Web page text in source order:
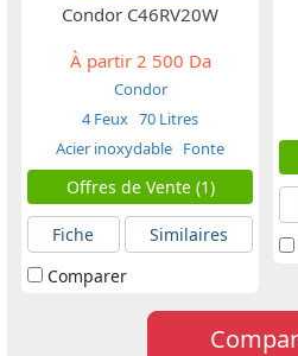
Condor C46RV20W
À partir2 500 Da
Condor
4 Feux 70 Litres
Acier inoxydable Fonte
Offres de Vente (1)
Fiche
Similaires
Comparer